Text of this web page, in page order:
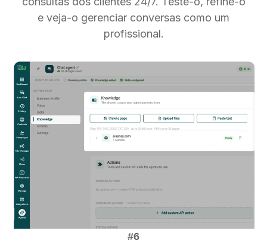
e veja-o gerenciar conversas como um
profissional.